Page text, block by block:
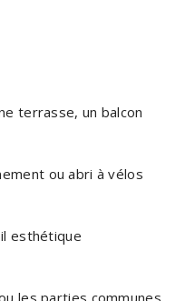
terrasse, un balcon
ou abri à vélos
esthétique
les parties communes